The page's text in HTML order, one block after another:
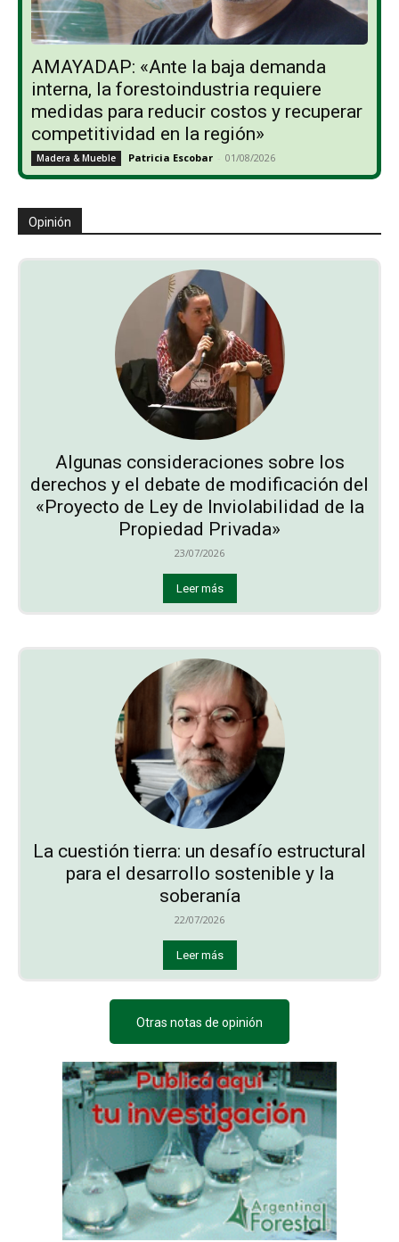
AMAYADAP: «Ante la baja demanda
interna, la forestoindustria requiere
medidas para reducir costos y recuperar
competitividad en la región»
Madera & Mueble Patricia Escobar - 01/08/2026
Opinión
Algunas consideraciones sobre los
derechos y el debate de modificación del
«Proyecto de Ley de Inviolabilidad de la
Propiedad Privada»
23/07/2026
Leer más
La cuestión tierra: un desafío estructural
para el desarrollo sostenible y la
soberanía
22/07/2026
Leer más
Otras notas de opinión